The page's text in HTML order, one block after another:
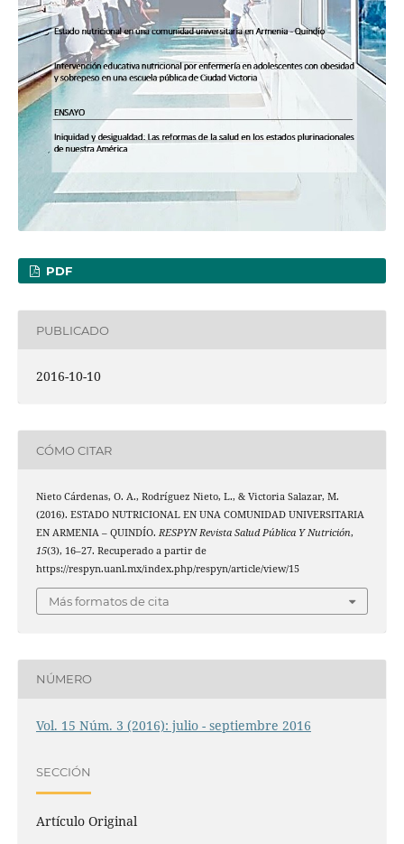
PDF
PUBLICADO
2016-10-10
CÓMO CITAR
Nieto Cárdenas, O. A., Rodríguez Nieto, L., & Victoria Salazar, M.
(2016). ESTADO NUTRICIONAL EN UNA COMUNIDAD UNIVERSITARIA
EN ARMENIA – QUINDÍO. RESPYN Revista Salud Pública Y Nutrición,
15(3), 16–27. Recuperado a partir de
https://respyn.uanl.mx/index.php/respyn/article/view/15
Más formatos de cita
NÚMERO
Vol. 15 Núm. 3 (2016): julio - septiembre 2016
SECCIÓN
Artículo Original